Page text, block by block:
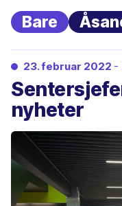
Bare
23. februar 2022 -
nyheter